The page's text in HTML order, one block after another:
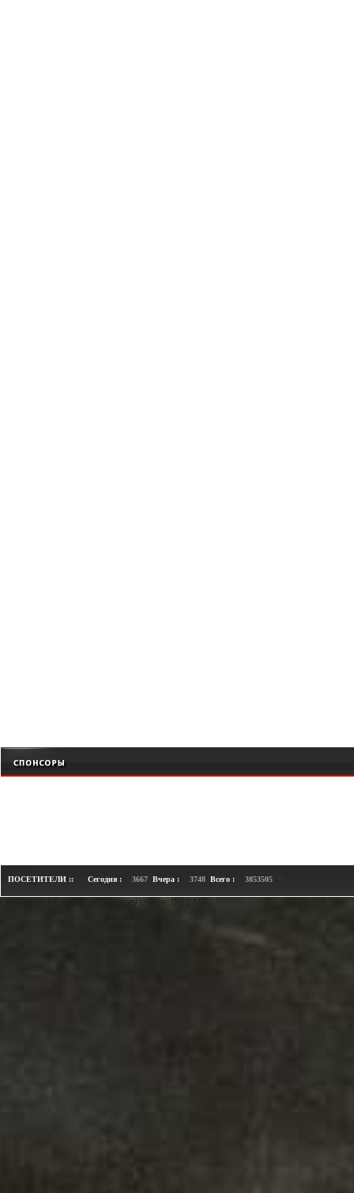
ПОСЕТИТЕЛИ :: Сегодня : 3667 Вчера : 3748 Всего : 3853505
Loaded in 1.8 seconds. Memory usage: 0.23 MB